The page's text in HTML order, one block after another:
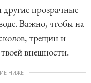
другие прозрачные
Важно, чтобы на
трещин и
внешности.
НИЖЕ